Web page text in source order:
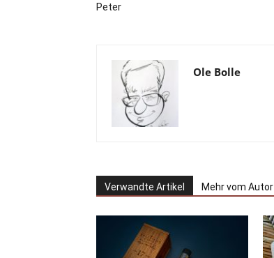
Peter
Ole Bolle
Verwandte Artikel Mehr vom Autor